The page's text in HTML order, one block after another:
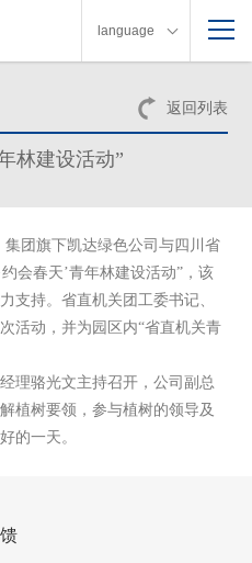
language
返回列表
林建设活动”
集团旗下凯达绿色公司与四川省
会春天’青年林建设活动” ，该
支持。省直机关团工委书记、
活动，并为园区内“省直机关青
理骆光文主持召开，公司副总
植树要领，参与植树的领导及
的一天。